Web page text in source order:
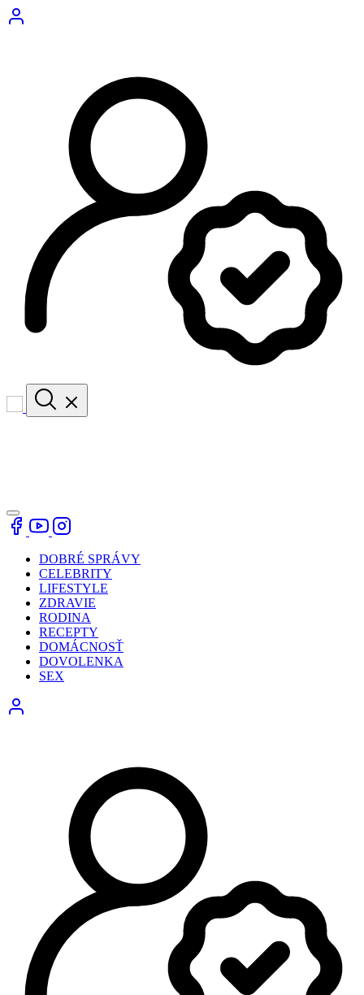
DOBRÉ SPRÁVY
CELEBRITY
LIFESTYLE
ZDRAVIE
RODINA
RECEPTY
DOMÁCNOSŤ
DOVOLENKA
SEX